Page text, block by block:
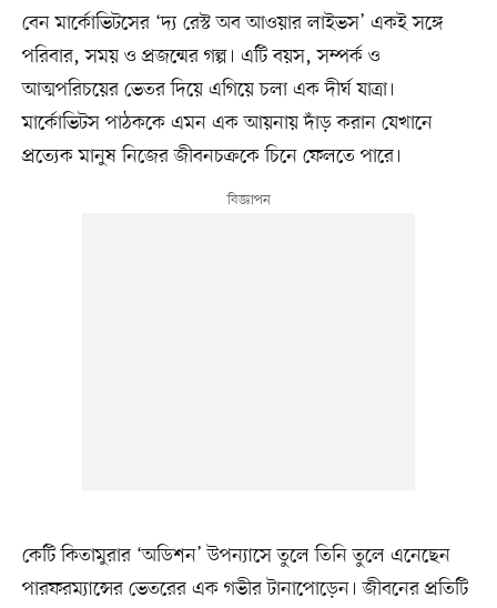
বেন মার্কোভিটসের ‘দ্য রেস্ট অব আওয়ার লাইভস’ একই সঙ্গে
পরিবার, সময় ও প্রজন্মের গল্প। এটি বয়স, সম্পর্ক ও
আত্মপরিচয়ের ভেতর দিয়ে এগিয়ে চলা এক দীর্ঘ যাত্রা।
মার্কোভিটস পাঠককে এমন এক আয়নায় দাঁড় করান যেখানে
প্রত্যেক মানুষ নিজের জীবনচক্রকে চিনে ফেলতে পারে।
কেটি কিতামুরার ‘অডিশন’ উপন্যাসে তুলে তিনি তুলে এনেছেন
পারফরম্যান্সের ভেতরের এক গভীর টানাপোড়েন। জীবনের প্রতিটি